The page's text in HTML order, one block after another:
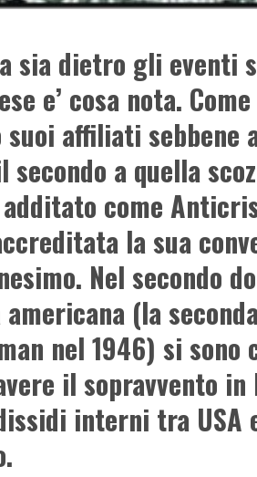
sia dietro gli
e’ cosa nota.
affiliati
a quella
additato come
la sua
Nel secondo
americana (la
nel 1946) si
il sopravvento
interni tra USA